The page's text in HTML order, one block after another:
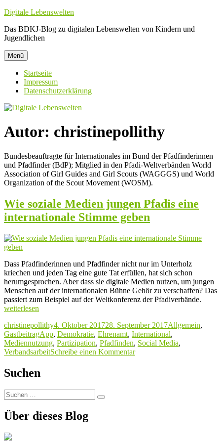
Zum
springen
Digitale Lebenswelten
Das BDKJ-Blog zu digitalen Lebenswelten von Kindern und
Jugendlichen
Menü
Startseite
Impressum
Datenschutzerklärung
Autor: christinepollithy
Bundesbeauftragte für Internationales im Bund der Pfadfinderinnen
und Pfadfinder (BdP); Mitglied in den Pfadi-Weltverbänden World
Association of Girl Guides and Girl Scouts (WAGGGS) und World
Organization of the Scout Movement (WOSM).
Wie soziale Medien jungen Pfadis eine
internationale Stimme geben
Dass Pfadfinderinnen und Pfadfinder nicht nur im Unterholz
kriechen und jeden Tag eine gute Tat erfüllen, hat sich schon
herumgesprochen. Aber dass sie digitale Medien nutzen, um jungen
Menschen auf der internationalen Bühne Gehör zu verschaffen? Das
passiert zum Beispiel auf der Weltkonferenz der Pfadiverbände.
weiterlesen
Autor
christinepollithyVeröffentlicht
am
4. Oktober 201728. September 2017Kategorien
Allgemein,
GastbeitragSchlagwörter
App, Demokratie, Ehrenamt, International,
Mediennutzung, Partizipation, Pfadfinden, Social Media,
VerbandsarbeitSchreibe einen Kommentarzu
Suchen
Suchen
nach:
Suchen
Über dieses Blog